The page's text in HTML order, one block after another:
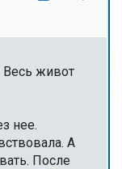
Весь живот
нее.
А
После